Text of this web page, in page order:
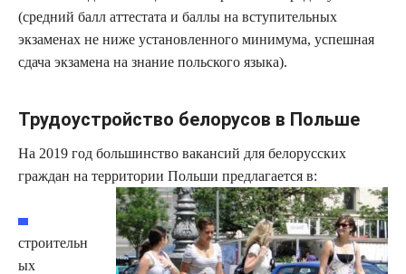
(средний балл аттестата и баллы на вступительных
экзаменах не ниже установленного минимума, успешная
сдача экзамена на знание польского языка).
Трудоустройство белорусов в Польше
На 2019 год большинство вакансий для белорусских
граждан на территории Польши предлагается в:
строительн
ых